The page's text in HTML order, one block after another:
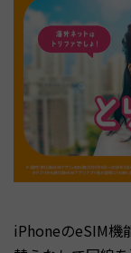
iPhoneのeSIM機